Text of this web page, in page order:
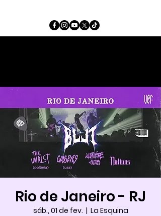
Rio de Janeiro - RJ
sáb., 01 de fev.
  |
La Esquina